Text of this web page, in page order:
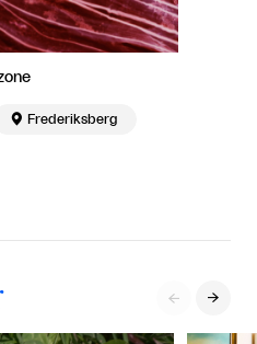
 Frederiksberg
 